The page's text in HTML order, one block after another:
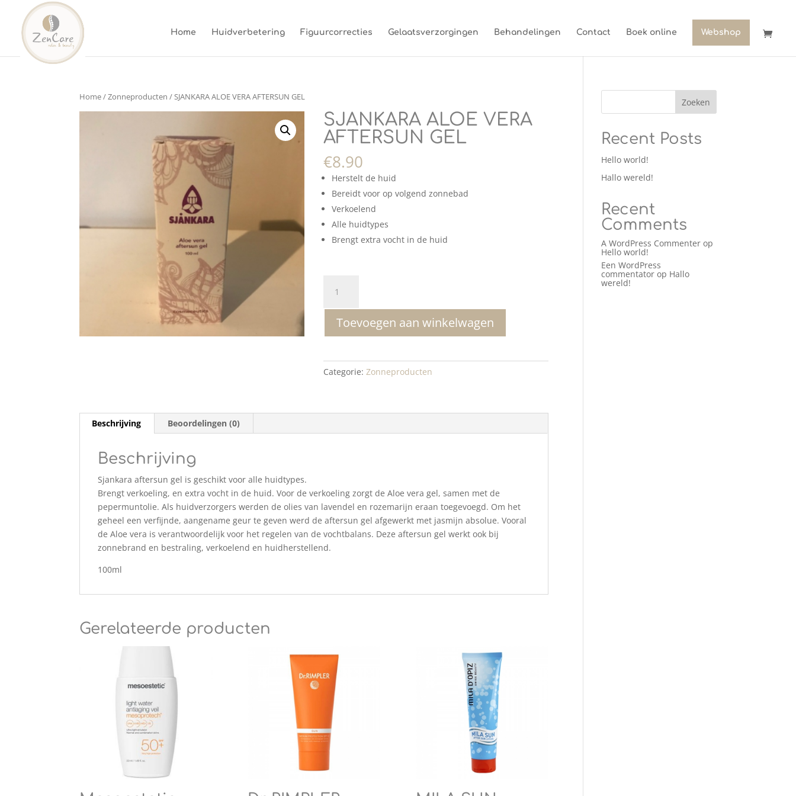
Home Huidverbetering Figuurcorrecties Gelaatsverzorgingen Behandelingen Contact Boek online Webshop
Home/Zonneproducten / SJANKARA ALOE VERA AFTERSUN GEL
SJANKARA ALOE VERA
AFTERSUN GEL
€8.90
Herstelt de huid
Bereidt voor op volgend zonnebad
Verkoelend
Alle huidtypes
Brengt extra vocht in de huid
ALOE
VERA
AFTERSUN
GEL
Toevoegen aan winkelwagen
Categorie:Zonneproducten
Beschrijving Beoordelingen (0)
Beschrijving
Sjankara aftersun gel is geschikt voor alle huidtypes.
Brengt verkoeling, en extra vocht in de huid. Voor de verkoeling zorgt de Aloe vera gel, samen met de
pepermuntolie. Als huidverzorgers werden de olies van lavendel en rozemarijn eraan toegevoegd. Om het
geheel een verfijnde, aangename geur te geven werd de aftersun gel afgewerkt met jasmijn absolue. Vooral
de Aloe vera is verantwoordelijk voor het regelen van de vochtbalans. Deze aftersun gel werkt ook bij
zonnebrand en bestraling, verkoelend en huidherstellend.
100ml
Gerelateerde producten
Zoeken
Recent Posts
Hello world!
Hallo wereld!
Recent
Comments
A WordPress Commenter op
Hello world!
Een WordPress
commentator op Hallo
wereld!